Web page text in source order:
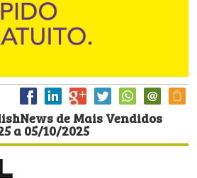
de Mais Vendidos
a 05/10/2025